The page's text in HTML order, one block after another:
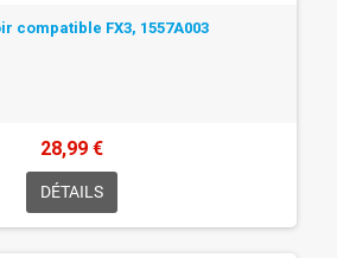
compatible FX3, 1557A003
28,99 €
DÉTAILS